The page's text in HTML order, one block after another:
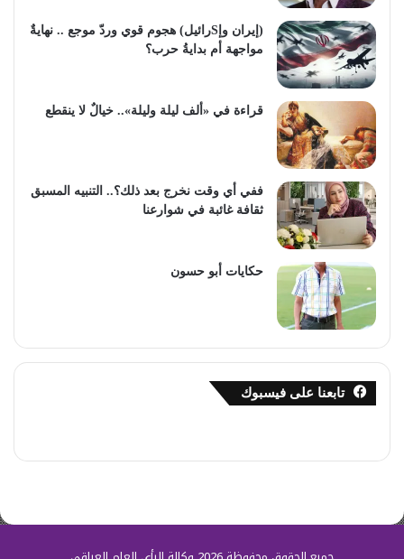
(إيران وإSرائيل) هجوم قوي وردّ موجع .. نهايةٌ
مواجهة أم بدايةُ حرب؟
قراءة في «ألف ليلة وليلة».. خيالٌ لا ينقطع
ففي أي وقت نخرج بعد ذلك؟.. التنبيه المسبق
ثقافة غائبة في شوارعنا
حكايات أبو حسون
تابعنا على فيسبوك